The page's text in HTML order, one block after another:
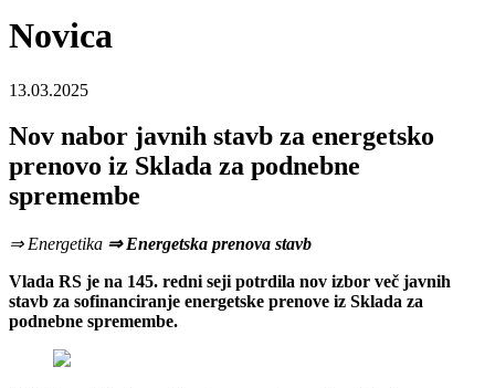
Novica
13.03.2025
Nov nabor javnih stavb za energetsko
prenovo iz Sklada za podnebne
spremembe
⇒ Energetika ⇒ Energetska prenova stavb
Vlada RS je na 145. redni seji potrdila nov izbor več javnih
stavb za sofinanciranje energetske prenove iz Sklada za
podnebne spremembe.